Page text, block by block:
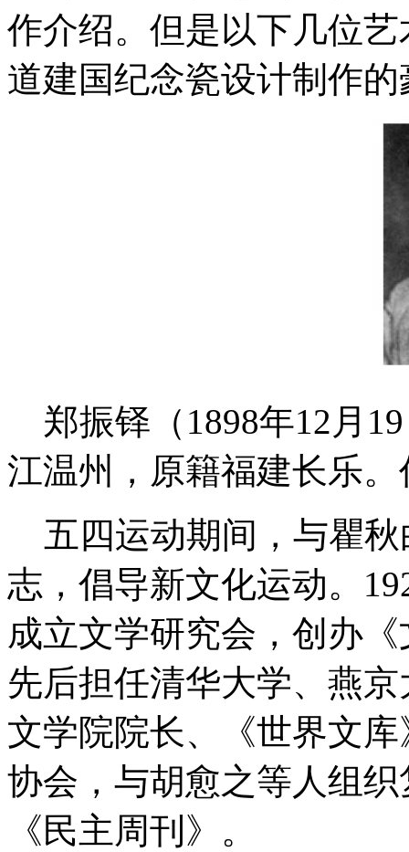
作介绍。但是以下几位
道建国纪念瓷设计制作
郑振铎（1898年12月
江温州，原籍福建长乐
五四运动期间，与瞿
志，倡导新文化运动。
成立文学研究会，创办
先后担任清华大学、燕
文学院院长、《世界文
协会，与胡愈之等人组
《民主周刊》。